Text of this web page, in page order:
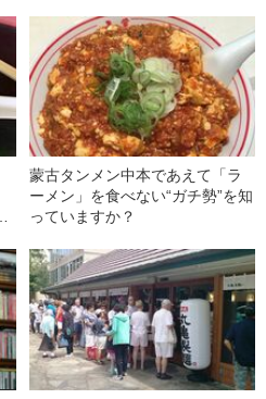
蒙古タンメン中本であえて「ラ
ーメン」を食べない“ガチ勢”を知
っていますか？